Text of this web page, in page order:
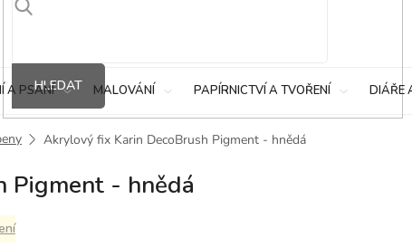
HLEDAT
A PSANÍ MALOVÁNÍ PAPÍRNICTVÍ A TVOŘENÍ DIÁŘE
Akrylový fix Karin DecoBrush Pigment - hnědá
Pigment - hnědá